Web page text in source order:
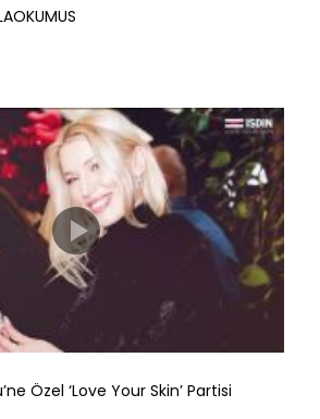
Özel ‘Love Your Skin’ Partisi